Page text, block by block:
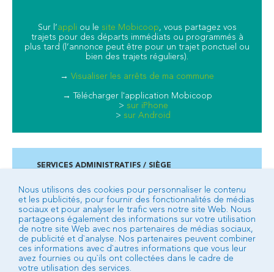
Sur l’appli ou le site Mobicoop, vous partagez vos
trajets pour des départs immédiats ou programmés à
plus tard (l’annonce peut être pour un trajet ponctuel ou
bien des trajets réguliers).
→ Visualiser les arrêts de ma commune
→ Télécharger l'application Mobicoop
> sur iPhone
> sur Android
SERVICES ADMINISTRATIFS / SIÈGE
BP 92 - 05007 GAP cedex
04 92 53 24 24
BUREAU D’ACCUEIL DE TALLARD
Place du Château - Bâtiment communautaire
04 92 54 16 66
Nous utilisons des cookies pour personnaliser le contenu
et les publicités, pour fournir des fonctionnalités de médias
sociaux et pour analyser le trafic vers notre site Web. Nous
partageons également des informations sur votre utilisation
de notre site Web avec nos partenaires de médias sociaux,
de publicité et d`analyse. Nos partenaires peuvent combiner
ces informations avec d`autres informations que vous leur
avez fournies ou qu`ils ont collectées dans le cadre de
votre utilisation des services.